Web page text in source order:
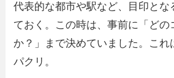
代表的な都市や駅など、目印とな
ておく。この時は、事前に「どの
か？」まで決めていました。これ
パクリ。